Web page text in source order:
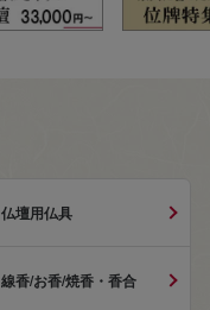
仏壇用仏具
線香/お香/焼香・香合